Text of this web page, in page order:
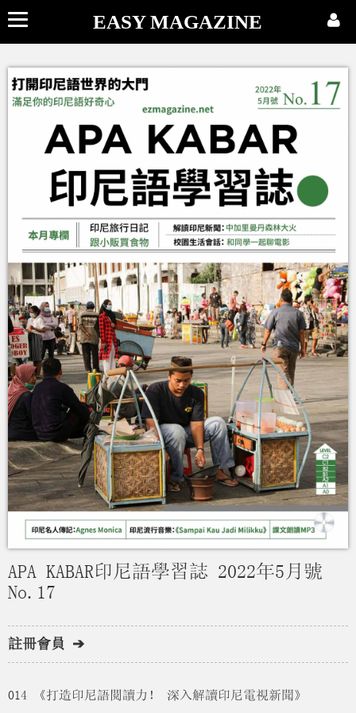
EASY MAGAZINE
APA KABAR印尼語學習誌 2022年5月號
No.17
註冊會員 ➔
014 《打造印尼語閱讀力！ 深入解讀印尼電視新聞》